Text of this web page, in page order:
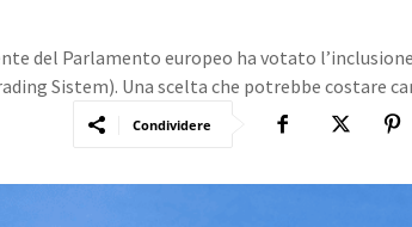
del Parlamento europeo ha votato
Sistem). Una scelta che potrebbe costare
Condividere